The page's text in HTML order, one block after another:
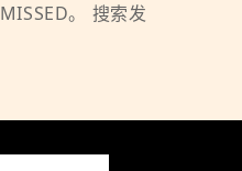
。 搜索发